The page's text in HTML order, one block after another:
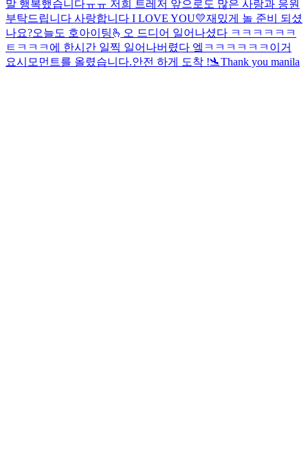
말 행복했습니다ㅠㅠ 저희 트레저 앞으로도 많은 사랑과 응원
부탁드립니다 사랑합니다 I LOVE YOU💛재밌게 놀 준비 되셨
나요?오늘도 호아이팅🫰 오 드디어 일어나셨다 ㅋㅋㅋㅋㅋㅋ
ㅌㅋㅋㅋ 에 한시간 일찍 일어나버렸다 엨ㅋㅋㅋㅋㅋㅋ이거
요시 모먼트를 올렸습니다.안전 하게 도착 !🛬Thank you manila